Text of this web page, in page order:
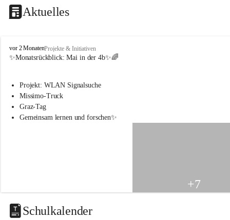
Aktuelles
V
o
s
s
c
i
t
a
vor 2 MonatenProjekte & Initiativen
✨Monatsrückblick: Mai in der 4b✨🌈
Projekt: WLAN Signalsuche
Missimo-Truck
Graz-Tag
Gemeinsam lernen und forschen✨
+7
Schulkalender